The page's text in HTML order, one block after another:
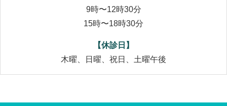
9時〜12時30分
15時〜18時30分
【休診日】
木曜、日曜、祝日、土曜午後